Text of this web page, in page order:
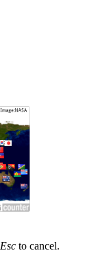
Esc to cancel.